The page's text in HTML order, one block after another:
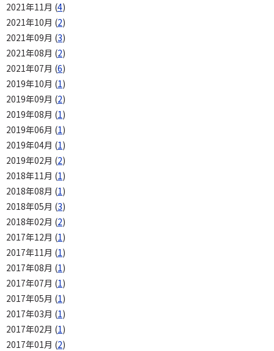
2021年11月 (4)
2021年10月 (2)
2021年09月 (3)
2021年08月 (2)
2021年07月 (6)
2019年10月 (1)
2019年09月 (2)
2019年08月 (1)
2019年06月 (1)
2019年04月 (1)
2019年02月 (2)
2018年11月 (1)
2018年08月 (1)
2018年05月 (3)
2018年02月 (2)
2017年12月 (1)
2017年11月 (1)
2017年08月 (1)
2017年07月 (1)
2017年05月 (1)
2017年03月 (1)
2017年02月 (1)
2017年01月 (2)